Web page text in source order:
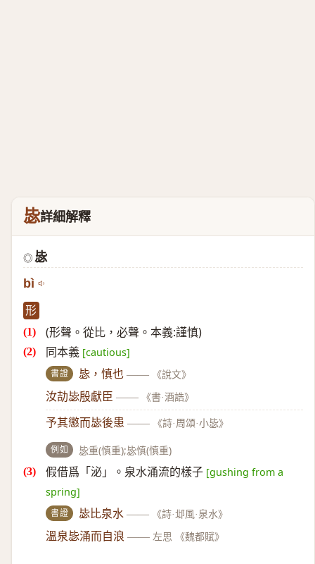
毖詳細解釋
◎ 毖
bì
形
(形聲。從比，必聲。本義:謹慎)
同本義 [cautious]
書證 毖，慎也 —— 《說文》
汝劼毖殷獻臣 —— 《書·酒誥》
予其懲而毖後患 —— 《詩·周頌·小毖》
例如 毖重(慎重);毖慎(慎重)
假借爲「泌」。泉水涌流的樣子 [gushing from a
spring]
書證 毖比泉水 —— 《詩·邶風·泉水》
溫泉毖涌而自浪 —— 左思 《魏都賦》